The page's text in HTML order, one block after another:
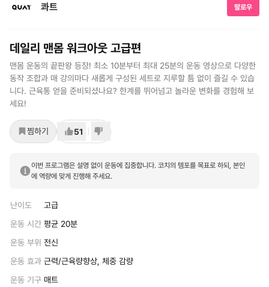
콰트 팔로우
데일리 맨몸 워크아웃 고급편
맨몸 운동의 끝판왕 등장! 최소 10분부터 최대 25분의 운동 영상으로 다양한
동작 조합과 매 강의마다 새롭게 구성된 세트로 지루할 틈 없이 즐길 수 있습
니다. 근육통 얻을 준비되셨나요? 한계를 뛰어넘고 놀라운 변화를 경험해 보
세요!
찜하기 51
이번 프로그램은 설명 없이 운동에 집중합니다. 코치의 템포를 목표로 하되, 본인
에 역량에 맞게 진행해 주세요.
난이도
고급
운동 시간 평균 20분
운동 부위 전신
운동 효과 근력/근육량향상, 체중 감량
운동 기구 매트